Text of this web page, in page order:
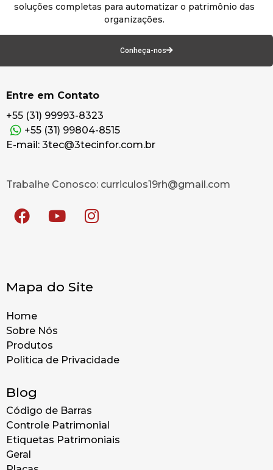
soluções completas para automatizar o patrimônio das
organizações.
Conheça-nos
Entre em Contato
+55 (31) 99993-8323
+55 (31) 99804-8515
E-mail: 3tec@3tecinfor.com.br
Trabalhe Conosco: curriculos19rh@gmail.com
Mapa do Site
Home
Sobre Nós
Produtos
Politica de Privacidade
Blog
Código de Barras
Controle Patrimonial
Etiquetas Patrimoniais
Geral